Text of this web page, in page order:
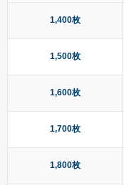
1,400枚
1,500枚
1,600枚
1,700枚
1,800枚